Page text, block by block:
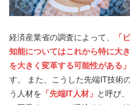
経済産業省の調査によって、
「
知能についてはこれから特に大
を大きく変革する可能性がある」
す。 また、こうした先端IT技術
う人材を 「先端IT人材」 と呼び